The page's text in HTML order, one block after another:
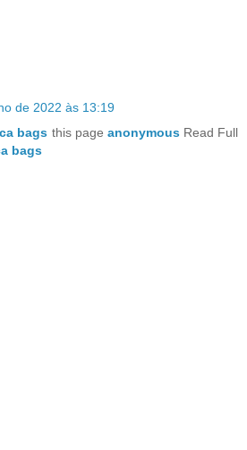
de 2022 às 13:19
bags this page anonymousRead Full
bags